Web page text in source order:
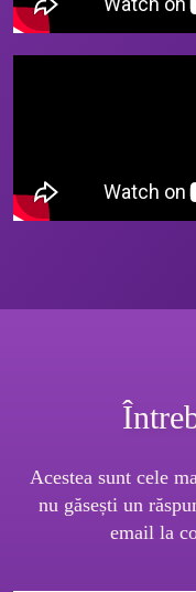
Acestea sunt cele
nu găsești un
email la